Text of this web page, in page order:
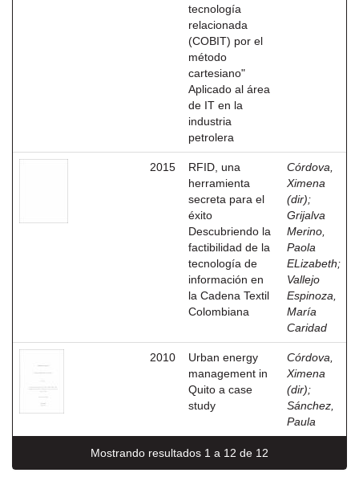
tecnología
relacionada
(COBIT) por el
método
cartesiano"
Aplicado al área
de IT en la
industria
petrolera
2015
RFID, una
herramienta
secreta para el
éxito
Descubriendo la
factibilidad de la
tecnología de
información en
la Cadena Textil
Colombiana
Córdova,
Ximena
(dir);
Grijalva
Merino,
Paola
ELizabeth;
Vallejo
Espinoza,
María
Caridad
2010
Urban energy
management in
Quito a case
study
Córdova,
Ximena
(dir);
Sánchez,
Paula
Mostrando resultados 1 a 12 de 12